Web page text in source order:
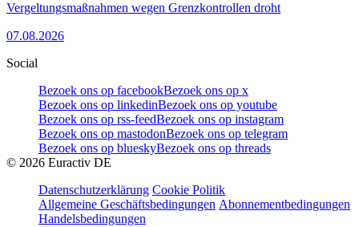
Vergeltungsmaßnahmen wegen Grenzkontrollen droht
07.08.2026
Social
Bezoek ons op facebookBezoek ons op x
Bezoek ons op linkedinBezoek ons op youtube
Bezoek ons op rss-feedBezoek ons op instagram
Bezoek ons op mastodonBezoek ons op telegram
Bezoek ons op blueskyBezoek ons op threads
© 2026 Euractiv DE
Datenschutzerklärung Cookie Politik
Allgemeine Geschäftsbedingungen Abonnementbedingungen
Handelsbedingungen